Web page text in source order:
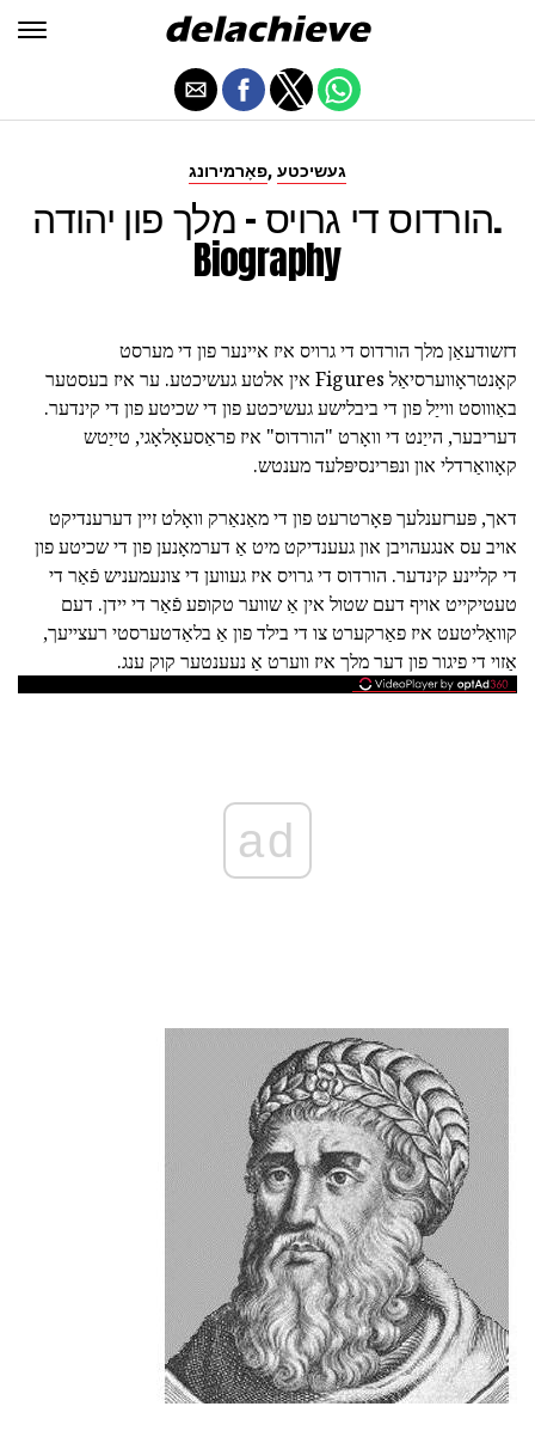
פאָרמירונג, געשיכטע
הורדוס די גרויס - מלך פון יהודה.
Biography
דזשודעאַן מלך הורדוס די גרויס איז איינער פון די מערסט
קאָנטראָווערסיאַל Figures אין אלטע געשיכטע. ער איז בעסטער
באַוווסט ווייַל פון די ביבלישע געשיכטע פון די שכיטע פון די קינדער.
דעריבער, הייַנט די וואָרט "הורדוס" איז פראַסעאָלאָגי, טייַטש
קאָוואַרדלי און ונפּרינסיפּלעד מענטש.
דאך, פּערזענלעך פּאָרטרעט פון די מאַנאַרק וואָלט זיין דערענדיקט
אויב עס אנגעהויבן און געענדיקט מיט אַ דערמאָנען פון די שכיטע פון
די קליינע קינדער. הורדוס די גרויס איז געווען די צונעמעניש פֿאַר די
טעטיקייט אויף דעם שטול אין אַ שווער טקופע פֿאַר די יידן. דעם
קוואַליטעט איז פאַרקערט צו די בילד פון אַ בלאַדטערסטי רעצייעך,
אַזוי די פיגור פון דער מלך איז ווערט אַ נעענטער קוק ענג.
ad